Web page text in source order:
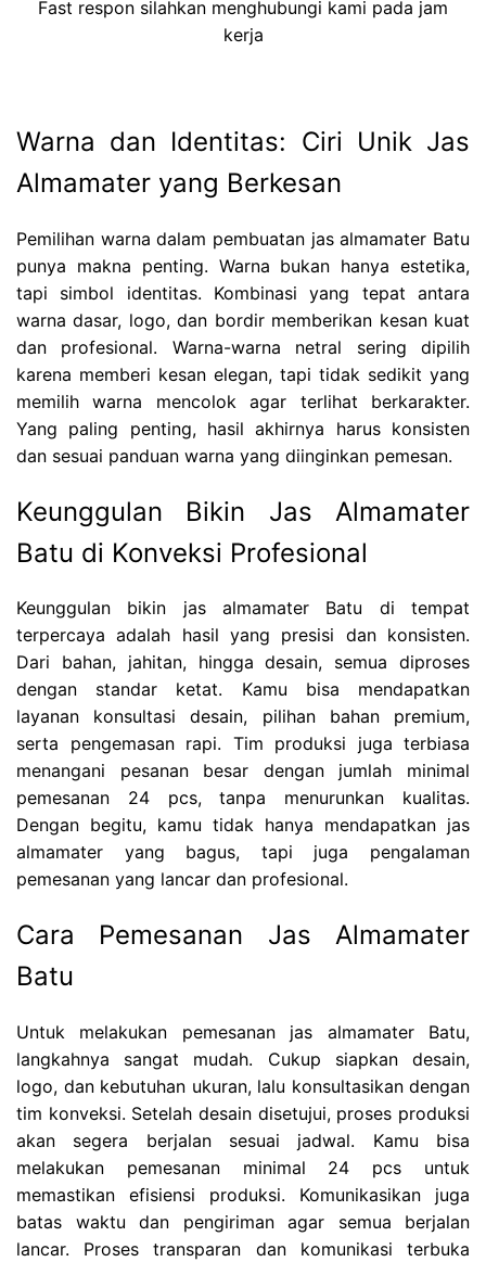
Fast respon silahkan menghubungi kami pada jam
kerja
Warna dan Identitas: Ciri Unik Jas
Almamater yang Berkesan
Pemilihan warna dalam pembuatan jas almamater Batu
punya makna penting. Warna bukan hanya estetika,
tapi simbol identitas. Kombinasi yang tepat antara
warna dasar, logo, dan bordir memberikan kesan kuat
dan profesional. Warna-warna netral sering dipilih
karena memberi kesan elegan, tapi tidak sedikit yang
memilih warna mencolok agar terlihat berkarakter.
Yang paling penting, hasil akhirnya harus konsisten
dan sesuai panduan warna yang diinginkan pemesan.
Keunggulan Bikin Jas Almamater
Batu di Konveksi Profesional
Keunggulan bikin jas almamater Batu di tempat
terpercaya adalah hasil yang presisi dan konsisten.
Dari bahan, jahitan, hingga desain, semua diproses
dengan standar ketat. Kamu bisa mendapatkan
layanan konsultasi desain, pilihan bahan premium,
serta pengemasan rapi. Tim produksi juga terbiasa
menangani pesanan besar dengan jumlah minimal
pemesanan 24 pcs, tanpa menurunkan kualitas.
Dengan begitu, kamu tidak hanya mendapatkan jas
almamater yang bagus, tapi juga pengalaman
pemesanan yang lancar dan profesional.
Cara Pemesanan Jas Almamater
Batu
Untuk melakukan pemesanan jas almamater Batu,
langkahnya sangat mudah. Cukup siapkan desain,
logo, dan kebutuhan ukuran, lalu konsultasikan dengan
tim konveksi. Setelah desain disetujui, proses produksi
akan segera berjalan sesuai jadwal. Kamu bisa
melakukan pemesanan minimal 24 pcs untuk
memastikan efisiensi produksi. Komunikasikan juga
batas waktu dan pengiriman agar semua berjalan
lancar. Proses transparan dan komunikasi terbuka